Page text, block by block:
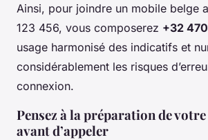
Ainsi, pour joindre un mobile belge
123 456, vous composerez +32
usage harmonisé des indicatifs et
considérablement les risques
connexion.
Pensez à la préparation de
avant d’appeler